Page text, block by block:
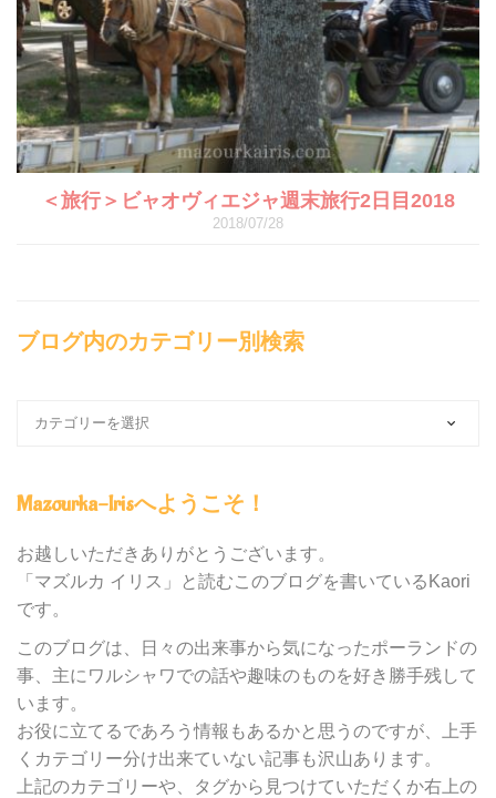
＜旅行＞ビャオヴィエジャ週末旅行2日目2018
2018/07/28
ブログ内のカテゴリー別検索
の
テ
ゴ
ー
別
検
索
Mazourka-Irisへようこそ！
お越しいただきありがとうございます。
「マズルカ イリス」と読むこのブログを書いているKaori
です。
このブログは、日々の出来事から気になったポーランドの
事、主にワルシャワでの話や趣味のものを好き勝手残して
います。
お役に立てるであろう情報もあるかと思うのですが、上手
くカテゴリー分け出来ていない記事も沢山あります。
上記のカテゴリーや、タグから見つけていただくか右上の